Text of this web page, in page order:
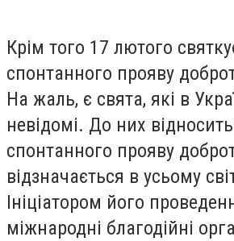
Крім того 17 лютого
спонтанного прояву
На жаль, є свята, які в
невідомі. До них
спонтанного прояву
відзначається в усьому
Ініціатором його
міжнародні благодійні